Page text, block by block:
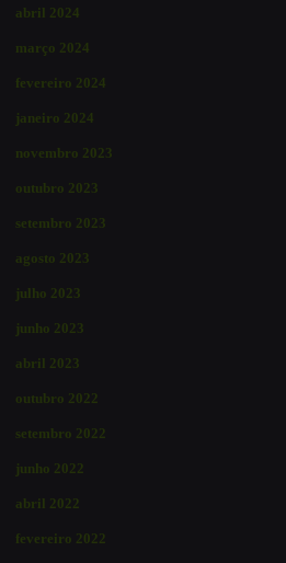
abril 2024
março 2024
fevereiro 2024
janeiro 2024
novembro 2023
outubro 2023
setembro 2023
agosto 2023
julho 2023
junho 2023
abril 2023
outubro 2022
setembro 2022
junho 2022
abril 2022
fevereiro 2022